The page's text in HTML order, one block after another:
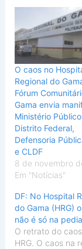
O caos no
Regional do
Fórum
Gama envia
Ministério
Distrito Federal,
Defensoria
e CLDF
8 de novembro
Em "Notícias"
DF: No Hospital
do Gama (HRG)
não é só na
O retrato do
HRG. O caos na